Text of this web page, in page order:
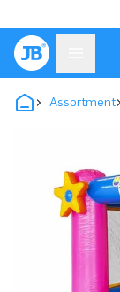
Assortment